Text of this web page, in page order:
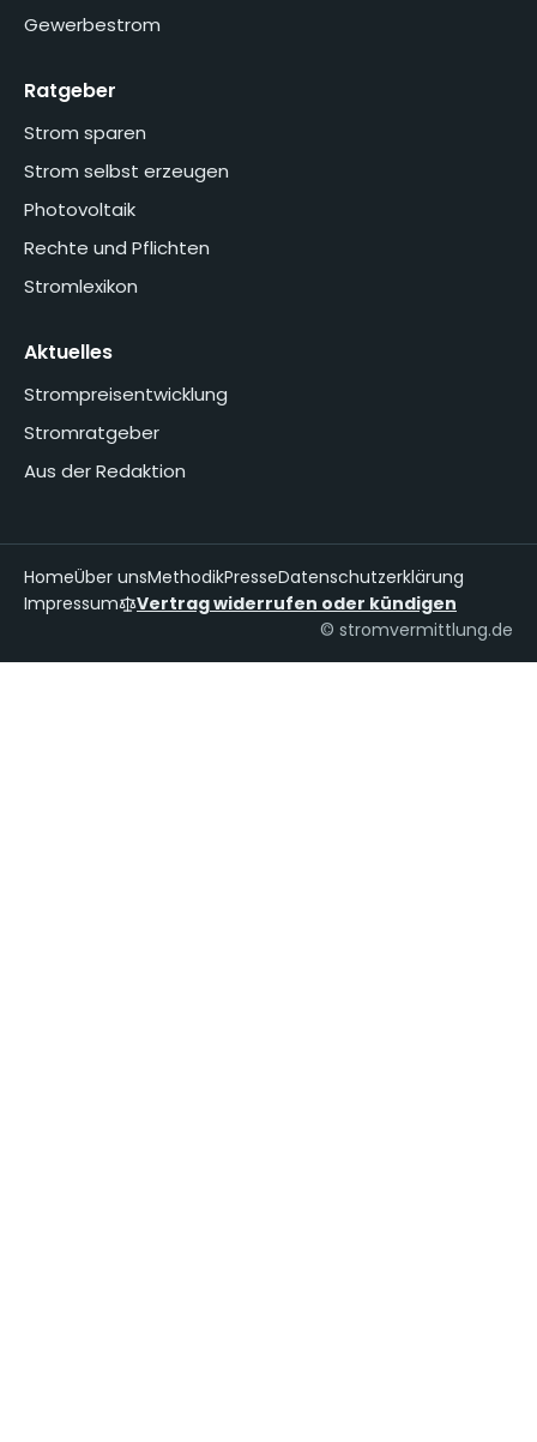
Gewerbestrom
Ratgeber
Strom sparen
Strom selbst erzeugen
Photovoltaik
Rechte und Pflichten
Stromlexikon
Aktuelles
Strompreisentwicklung
Stromratgeber
Aus der Redaktion
HomeÜber unsMethodikPresseDatenschutzerklärung
Impressum
Vertrag widerrufen oder kündigen
© stromvermittlung.de